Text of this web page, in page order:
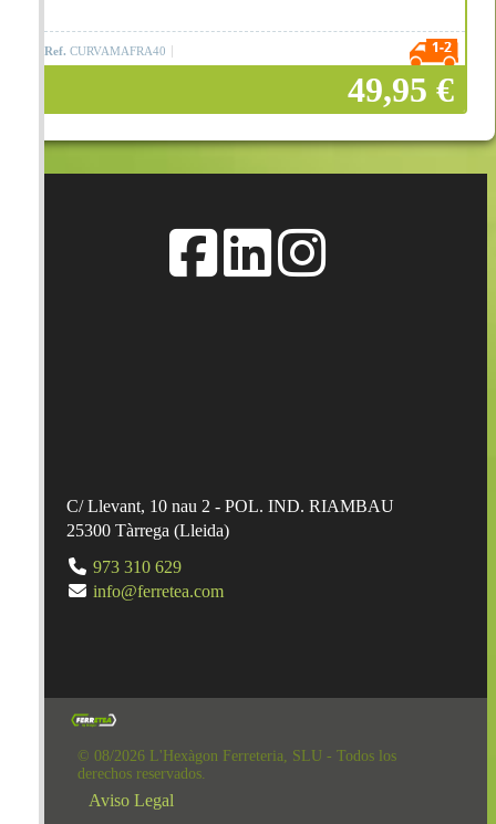
Ref. CURVAMAFRA40
49,95 €
Añadir a la cesta
C/ Llevant, 10 nau 2 - POL. IND. RIAMBAU
25300 Tàrrega (Lleida)
973 310 629
info@ferretea.com
© 08/2026 L'Hexàgon Ferreteria, SLU - Todos los
derechos reservados.
Aviso Legal